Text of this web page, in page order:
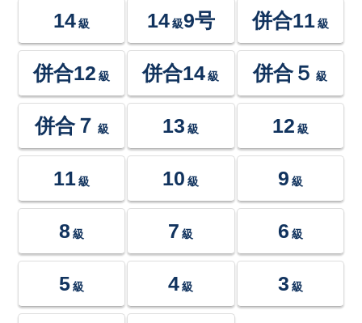
14 級 14級9号 併合11 級
併合12 級 併合14 級 併合５ 級
併合７ 級 13 級 12 級
11 級 10 級 9 級
8 級 7 級 6 級
5 級 4 級 3 級